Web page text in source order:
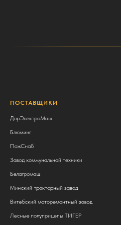
ПОСТАВЩИКИ
ДорЭлектроМаш
Блюминг
ПожСнаб
Завод коммунальной техники
Белагромаш
Минский тракторный завод
Витебский моторемонтный завод
Лесные полуприцепы ТИГЕР